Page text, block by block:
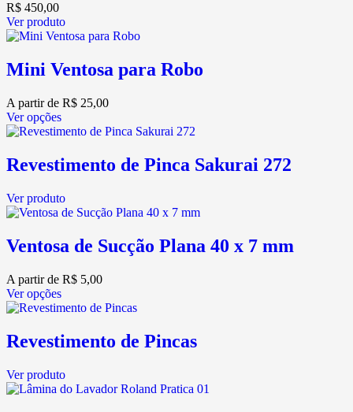
R$ 450,00
Ver produto
Mini Ventosa para Robo
A partir de R$ 25,00
Ver opções
Revestimento de Pinca Sakurai 272
Ver produto
Ventosa de Sucção Plana 40 x 7 mm
A partir de R$ 5,00
Ver opções
Revestimento de Pincas
Ver produto